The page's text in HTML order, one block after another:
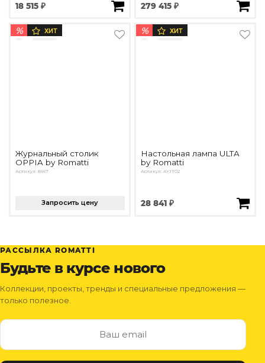
18 515 ₽ 279 415 ₽
% ХИТ
Журнальный столик
OPPIA by Romatti
Артикул: 8667
Запросить цену
% ХИТ
Настольная лампа ULTA
by Romatti
Артикул: AYJT02
28 841 ₽
РАССЫЛКА ROMATTI
Будьте в курсе нового
Коллекции, проекты, тренды и специальные предложения —
только полезное.